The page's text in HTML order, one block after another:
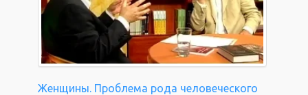
Женщины. Проблема рода человеческого